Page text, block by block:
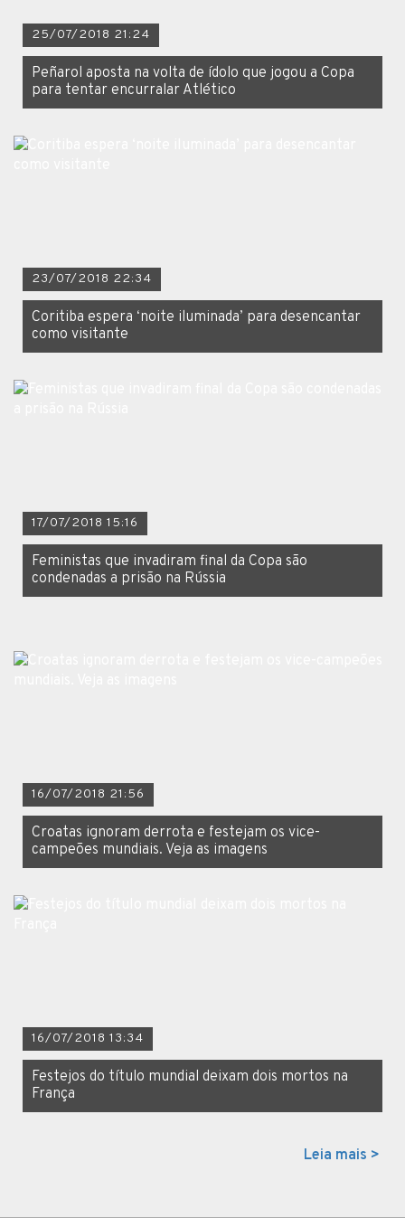
25/07/2018 21:24
Peñarol aposta na volta de ídolo que jogou a Copa
para tentar encurralar Atlético
23/07/2018 22:34
Coritiba espera ‘noite iluminada’ para desencantar
como visitante
17/07/2018 15:16
Feministas que invadiram final da Copa são
condenadas a prisão na Rússia
16/07/2018 21:56
Croatas ignoram derrota e festejam os vice-
campeões mundiais. Veja as imagens
16/07/2018 13:34
Festejos do título mundial deixam dois mortos na
França
Leia mais >